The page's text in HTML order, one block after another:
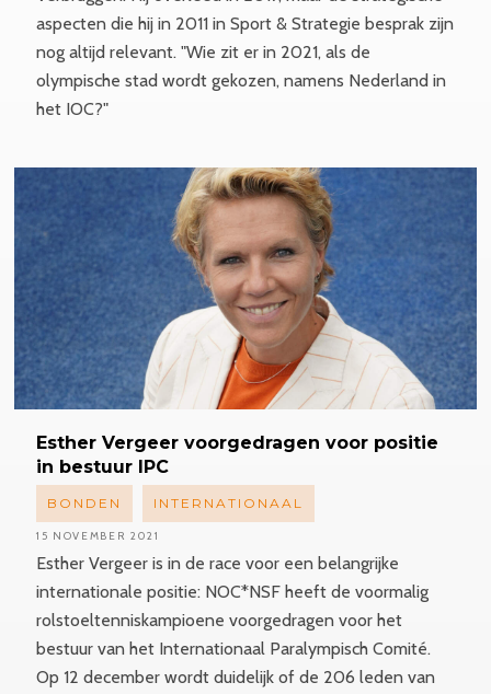
aspecten die hij in 2011 in Sport & Strategie besprak zijn
nog altijd relevant. "Wie zit er in 2021, als de
olympische stad wordt gekozen, namens Nederland in
het IOC?"
Esther Vergeer voorgedragen voor positie
in bestuur IPC
Esther Vergeer is in de race voor een belangrijke
internationale positie: NOC*NSF heeft de voormalig
rolstoeltenniskampioene voorgedragen voor het
bestuur van het Internationaal Paralympisch Comité.
Op 12 december wordt duidelijk of de 206 leden van
BONDEN INTERNATIONAAL
15 NOVEMBER 2021